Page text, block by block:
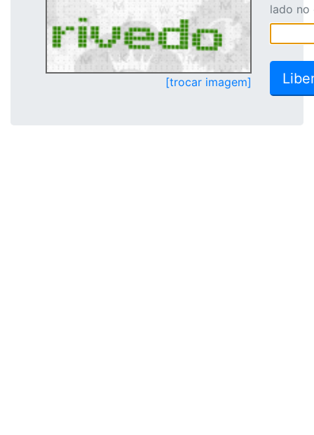
[trocar imagem]
lado no